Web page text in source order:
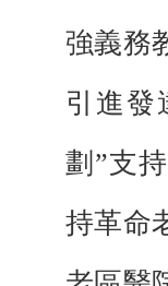
強義務
引進發
劃”支
持革命